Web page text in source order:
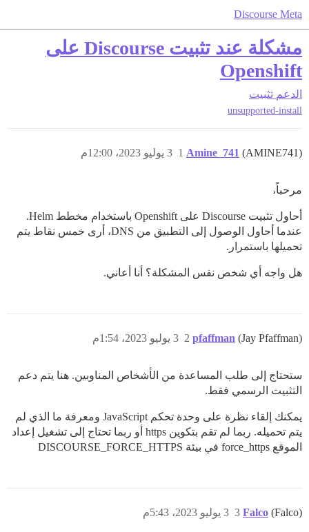
Discourse Meta
مشكلة عند تثبيت Discourse على
Openshift
الدعم تثبيت
unsupported-install
Amine_741 (AMINE741) 3 يوليو 2023، 12:00م 1
مرحباً،
أحاول تثبيت Discourse على Openshift باستخدام مخطط Helm.
عندما أحاول الوصول إلى التطبيق من DNS، أرى خمس نقاط يتم
تحميلها باستمرار.
هل واجه أي شخص نفس المشكلة؟ أنا أعاني.
pfaffman (Jay Pfaffman) 3 يوليو 2023، 1:54م 2
ستحتاج إلى طلب المساعدة من الأشخاص المناوبين. هنا يتم دعم
التثبيت الرسمي فقط.
يمكنك إلقاء نظرة على وحدة تحكم JavaScript ومعرفة ما الذي لم
يتم تحميله. ربما لم تقم بتكوين https أو ربما تحتاج إلى تشغيل إعداد
الموقع force_https في بيئة DISCOURSE_FORCE_HTTPS
Falco (Falco) 3 يوليو 2023، 5:43م 3